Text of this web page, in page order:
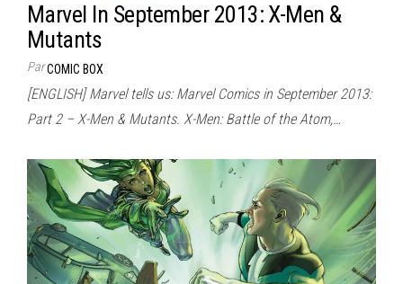
Marvel In September 2013: X-Men &
Mutants
ParCOMIC BOX
[ENGLISH] Marvel tells us: Marvel Comics in September 2013:
Part 2 – X-Men & Mutants. X-Men: Battle of the Atom,…